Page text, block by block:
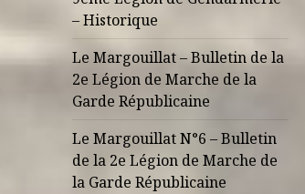
– Historique
Le Margouillat – Bulletin de la
2e Légion de Marche de la
Garde Républicaine
Le Margouillat N°6 – Bulletin
de la 2e Légion de Marche de
la Garde Républicaine